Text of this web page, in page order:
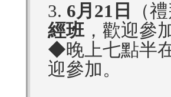
3. 6月21日
（
經班，歡迎參
◆晚上七點半
迎參加。